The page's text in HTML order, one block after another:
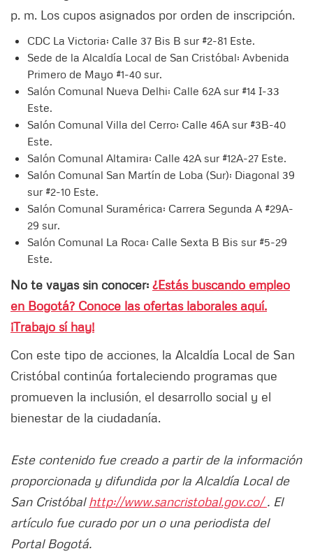
p. m. Los cupos asignados por orden de inscripción.
CDC La Victoria: Calle 37 Bis B sur #2-81 Este.
Sede de la Alcaldía Local de San Cristóbal: Avbenida
Primero de Mayo #1-40 sur.
Salón Comunal Nueva Delhi: Calle 62A sur #14 I-33
Este.
Salón Comunal Villa del Cerro: Calle 46A sur #3B-40
Este.
Salón Comunal Altamira: Calle 42A sur #12A-27 Este.
Salón Comunal San Martín de Loba (Sur): Diagonal 39
sur #2-10 Este.
Salón Comunal Suramérica: Carrera Segunda A #29A-
29 sur.
Salón Comunal La Roca: Calle Sexta B Bis sur #5-29
Este.
No te vayas sin conocer: ¿Estás buscando empleo
en Bogotá? Conoce las ofertas laborales aquí.
¡Trabajo sí hay!
Con este tipo de acciones, la Alcaldía Local de San
Cristóbal continúa fortaleciendo programas que
promueven la inclusión, el desarrollo social y el
bienestar de la ciudadanía.
Este contenido fue creado a partir de la información
proporcionada y difundida por la Alcaldía Local de
San Cristóbalhttp://www.sancristobal.gov.co/. El
artículo fue curado por un o una periodista del
Portal Bogotá.